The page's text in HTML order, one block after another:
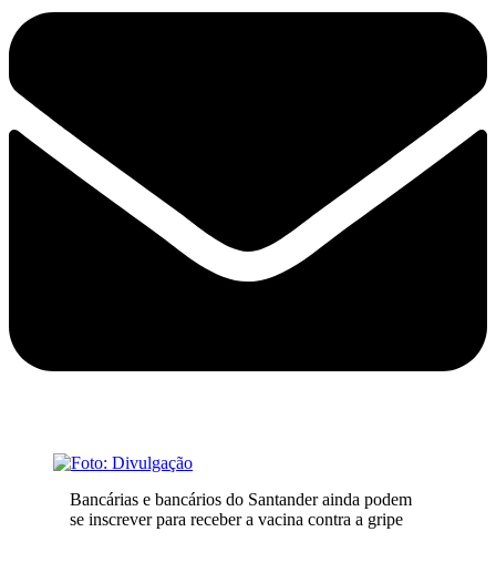
Bancárias e bancários do Santander ainda podem
se inscrever para receber a vacina contra a gripe